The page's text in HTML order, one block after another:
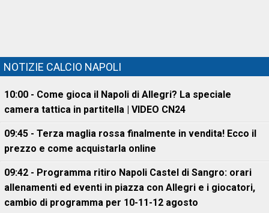
NOTIZIE CALCIO NAPOLI
10:00 - Come gioca il Napoli di Allegri? La speciale
camera tattica in partitella | VIDEO CN24
09:45 - Terza maglia rossa finalmente in vendita! Ecco il
prezzo e come acquistarla online
09:42 - Programma ritiro Napoli Castel di Sangro: orari
allenamenti ed eventi in piazza con Allegri e i giocatori,
cambio di programma per 10-11-12 agosto